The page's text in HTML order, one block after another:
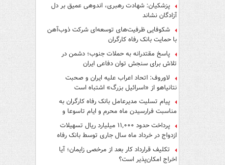
پزشکیان: شهادت رهبری، اندوهی عمیق بر دل
آزادگان نشاند
شکوفایی ظرفیت‌های توسعه‌ای شرکت ذوب‌آهن
با حمایت‌ بانک رفاه کارگران
پاسخ مقتدرانه به حملات جنوب؛ دشمن در
تلاش برای سنجش توان دفاعی ایران
لاوروف: اتحاد اعراب علیه ایران و صحبت
نتانیاهو از «اسرائیل بزرگ» اشتباه است
پیام تسلیت مدیرعامل بانک رفاه کارگران به
مناسبت فرارسیدن ماه محرم و ایام تاسوعا و
عاشورای حسینی
پرداخت حدود ۱۱,۰۰۰ میلیارد ریال تسهیلات
ازدواج در خرداد ماه سال جاری توسط بانک رفاه
کارگران
تکلیف قرارداد کار بعد از مرخصی زایمان؛ آیا
اخراج امکان‌پذیر است؟